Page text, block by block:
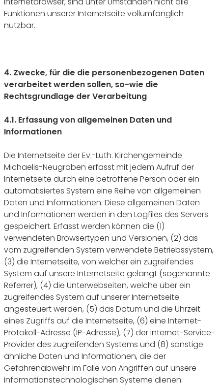
Funktionen unserer Internetseite vollumfänglich
nutzbar.
4. Zwecke, für die die personenbezogenen Daten
verarbeitet werden sollen, so-wie die
Rechtsgrundlage der Verarbeitung
4.1. Erfassung von allgemeinen Daten und
Informationen
Die Internetseite der Ev.-Luth. Kirchengemeinde
Michaelis-Neugraben erfasst mit jedem Aufruf der
Internetseite durch eine betroffene Person oder ein
automatisiertes System eine Reihe von allgemeinen
Daten und Informationen. Diese allgemeinen Daten
und Informationen werden in den Logfiles des Servers
gespeichert. Erfasst werden können die (1)
verwendeten Browsertypen und Versionen, (2) das
vom zugreifenden System verwendete Betriebssystem,
(3) die Internetseite, von welcher ein zugreifendes
System auf unsere Internetseite gelangt (sogenannte
Referrer), (4) die Unterwebseiten, welche über ein
zugreifendes System auf unserer Internetseite
angesteuert werden, (5) das Datum und die Uhrzeit
eines Zugriffs auf die Internetseite, (6) eine Internet-
Protokoll-Adresse (IP-Adresse), (7) der Internet-Service-
Provider des zugreifenden Systems und (8) sonstige
ähnliche Daten und Informationen, die der
Gefahrenabwehr im Falle von Angriffen auf unsere
informationstechnologischen Systeme dienen.